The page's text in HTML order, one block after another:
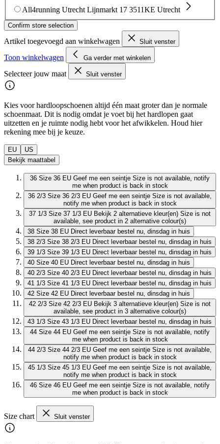
All4running Utrecht Lijnmarkt 17 3511KE Utrecht
Confirm store selection
Artikel toegevoegd aan winkelwagen Sluit venster
Toon winkelwagen Ga verder met winkelen
Selecteer jouw maat Sluit venster
Kies voor hardloopschoenen altijd één maat groter dan je normale
schoenmaat. Dit is nodig omdat je voet bij het hardlopen gaat
uitzetten en je ruimte nodig hebt voor het afwikkelen. Houd hier
rekening mee bij je keuze.
EU
US
Bekijk maattabel
36 Size 36 EU Geef me een seintje Size is not available, notify
me when product is back in stock
36 2/3 Size 36 2/3 EU Geef me een seintje Size is not available,
notify me when product is back in stock
37 1/3 Size 37 1/3 EU Bekijk 2 alternatieve kleur(en) Size is not
available, see product in 2 alternative colour(s)
38 Size 38 EU Direct leverbaar bestel nu, dinsdag in huis
38 2/3 Size 38 2/3 EU Direct leverbaar bestel nu, dinsdag in huis
39 1/3 Size 39 1/3 EU Direct leverbaar bestel nu, dinsdag in huis
40 Size 40 EU Direct leverbaar bestel nu, dinsdag in huis
40 2/3 Size 40 2/3 EU Direct leverbaar bestel nu, dinsdag in huis
41 1/3 Size 41 1/3 EU Direct leverbaar bestel nu, dinsdag in huis
42 Size 42 EU Direct leverbaar bestel nu, dinsdag in huis
42 2/3 Size 42 2/3 EU Bekijk 3 alternatieve kleur(en) Size is not
available, see product in 3 alternative colour(s)
43 1/3 Size 43 1/3 EU Direct leverbaar bestel nu, dinsdag in huis
44 Size 44 EU Geef me een seintje Size is not available, notify
me when product is back in stock
44 2/3 Size 44 2/3 EU Geef me een seintje Size is not available,
notify me when product is back in stock
45 1/3 Size 45 1/3 EU Geef me een seintje Size is not available,
notify me when product is back in stock
46 Size 46 EU Geef me een seintje Size is not available, notify
me when product is back in stock
Size chart Sluit venster